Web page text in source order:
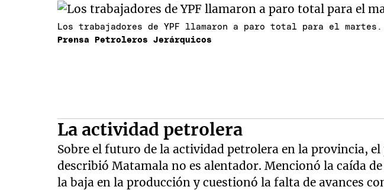
Los trabajadores de YPF llamaron a paro total para el martes.
Prensa Petroleros Jerárquicos
La actividad petrolera
Sobre el futuro de la actividad petrolera en la provincia,
describió Matamala no es alentador. Mencionó la caída
la baja en la producción y cuestionó la falta de avances